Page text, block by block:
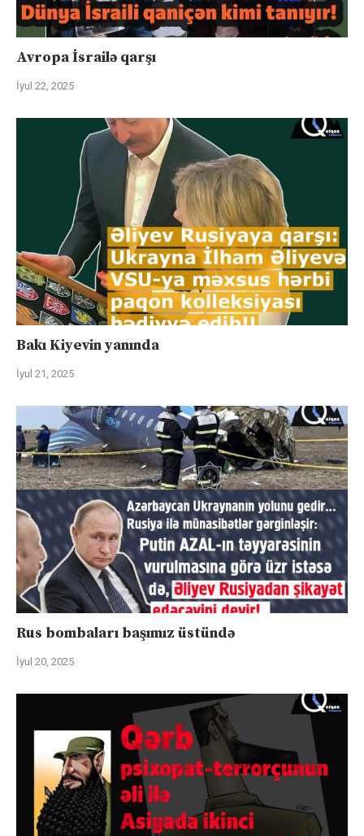
Avropa İsrailə qarşı
İyul 22, 2025
Bakı Kiyevin yanında
İyul 21, 2025
Rus bombaları başımız üstündə
İyul 20, 2025